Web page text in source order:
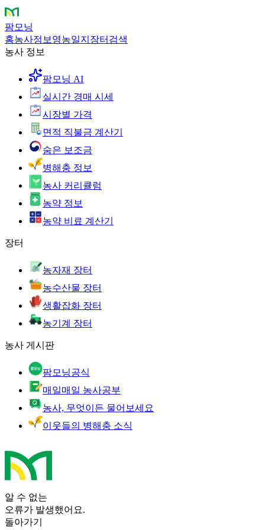
팜모닝
홈농사정보 영농일지 장터 검색
농사 정보
팜모닝 AI
실시간 경매 시세
시장별 가격
면적 직불금 계산기
숨은 보조금
병해충 정보
농사 커리큘럼
농약 정보
농약 비료 계산기
장터
농자재 장터
농수산물 장터
생활잡화 장터
농기계 장터
농사 게시판
팜모닝공식
매일매일 농사공부
농사, 무엇이든 물어보세요
이웃들의 병해충 소식
알 수 없는
오류가 발생했어요.
돌아가기